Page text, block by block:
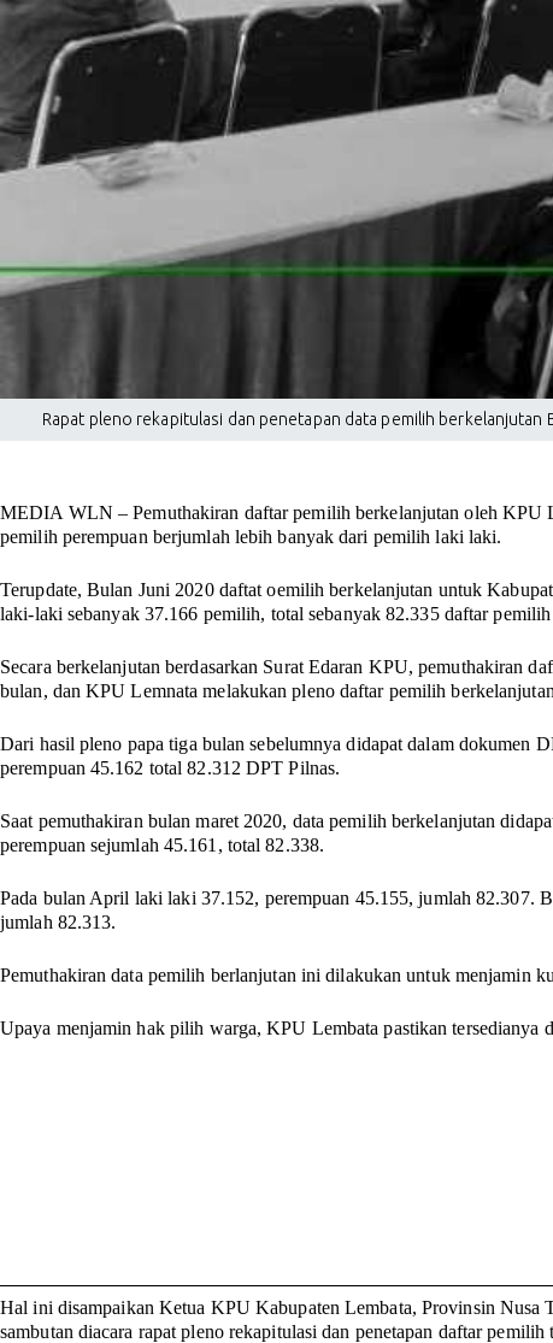
Rapat pleno rekapitulasi dan penetapan data pemilih berkelanjutan
MEDIA WLN – Pemuthakiran daftar pemilih berkelanjutan oleh KPU
pemilih perempuan berjumlah lebih banyak dari pemilih laki laki.
Terupdate, Bulan Juni 2020 daftat oemilih berkelanjutan untuk
laki-laki sebanyak 37.166 pemilih, total sebanyak 82.335 daftar
Secara berkelanjutan berdasarkan Surat Edaran KPU, pemuthakiran
bulan, dan KPU Lemnata melakukan pleno daftar pemilih
Dari hasil pleno papa tiga bulan sebelumnya didapat dalam dokumen
perempuan 45.162 total 82.312 DPT Pilnas.
Saat pemuthakiran bulan maret 2020, data pemilih berkelanjutan
perempuan sejumlah 45.161, total 82.338.
Pada bulan April laki laki 37.152, perempuan 45.155, jumlah 82.307.
jumlah 82.313.
Pemuthakiran data pemilih berlanjutan ini dilakukan untuk menjamin
Upaya menjamin hak pilih warga, KPU Lembata pastikan tersedianya
Hal ini disampaikan Ketua KPU Kabupaten Lembata, Provinsin Nusa
sambutan diacara rapat pleno rekapitulasi dan penetapan daftar